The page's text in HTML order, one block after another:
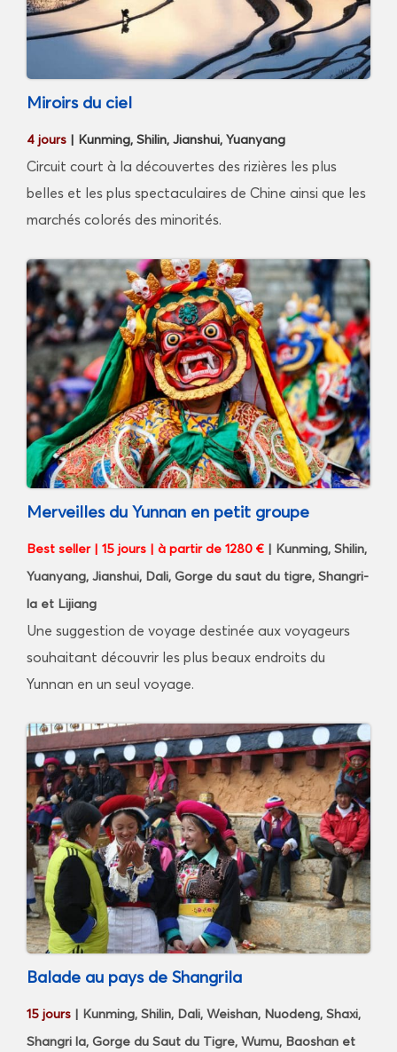
Miroirs du ciel
4 jours | Kunming, Shilin, Jianshui, Yuanyang
Circuit court à la découvertes des rizières les plus
belles et les plus spectaculaires de Chine ainsi que les
marchés colorés des minorités.
Merveilles du Yunnan en petit groupe
Best seller | 15 jours | à partir de 1280 € | Kunming, Shilin,
Yuanyang, Jianshui, Dali, Gorge du saut du tigre, Shangri-
la et Lijiang
Une suggestion de voyage destinée aux voyageurs
souhaitant découvrir les plus beaux endroits du
Yunnan en un seul voyage.
Balade au pays de Shangrila
15 jours | Kunming, Shilin, Dali, Weishan, Nuodeng, Shaxi,
Shangri la, Gorge du Saut du Tigre, Wumu, Baoshan et